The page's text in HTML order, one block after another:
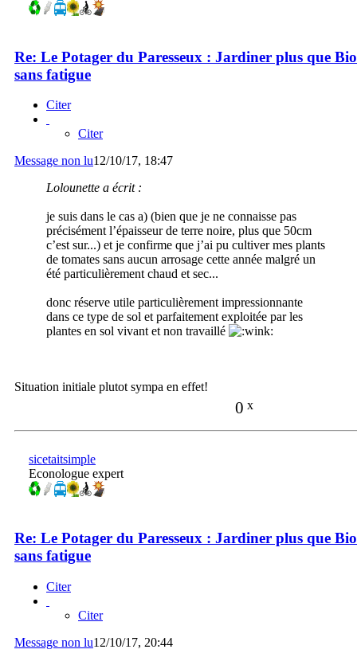
Re: Le Potager du Paresseux : Jardiner plus que Bio
sans fatigue
Citer
Citer
Message non lu12/10/17, 18:47
Lolounette a écrit :
je suis dans le cas a) (bien que je ne connaisse pas
précisément l’épaisseur de terre noire, plus que 50cm
c’est sur...) et je confirme que j’ai pu cultiver mes plants
de tomates sans aucun arrosage cette année malgré un
été particulièrement chaud et sec...
donc réserve utile particulièrement impressionnante
dans ce type de sol et parfaitement exploitée par les
plantes en sol vivant et non travaillé
Situation initiale plutot sympa en effet!
0 x
sicetaitsimple
Econologue expert
Re: Le Potager du Paresseux : Jardiner plus que Bio
sans fatigue
Citer
Citer
Message non lu12/10/17, 20:44